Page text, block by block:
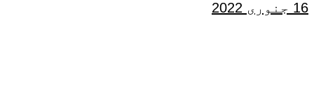
16 جنوری 2022